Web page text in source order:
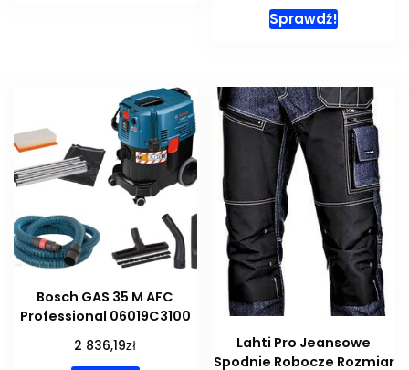
Sprawdź!
Bosch GAS 35 M AFC
Professional 06019C3100
2 836,19zł
Lahti Pro Jeansowe
Spodnie Robocze Rozmiar